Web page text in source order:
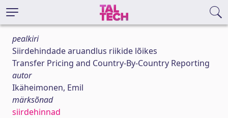
pealkiri
Siirdehindade aruandlus riikide lõikes
Transfer Pricing and Country-By-Country Reporting
autor
Ikäheimonen, Emil
märksõnad
siirdehinnad